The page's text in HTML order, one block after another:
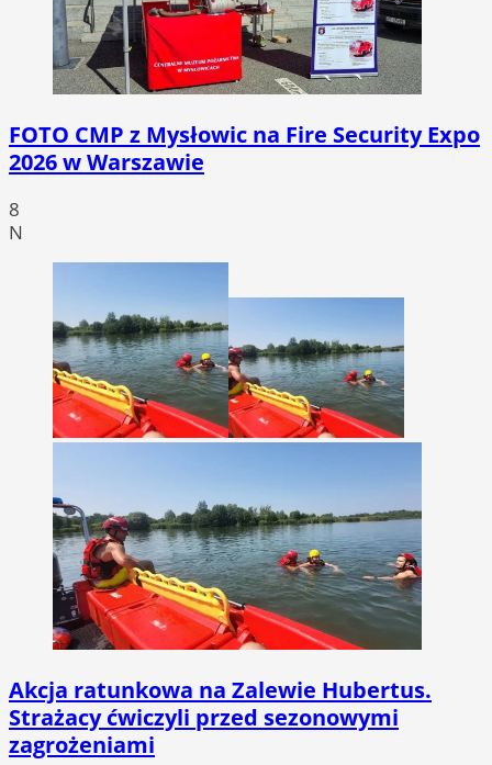
FOTO CMP z Mysłowic na Fire Security Expo
2026 w Warszawie
8
N
Akcja ratunkowa na Zalewie Hubertus.
Strażacy ćwiczyli przed sezonowymi
zagrożeniami